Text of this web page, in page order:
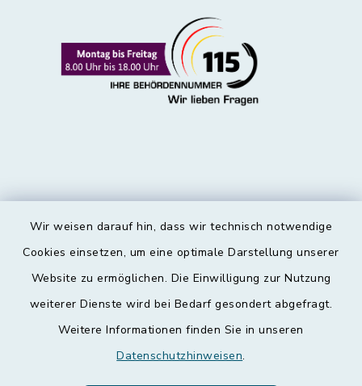
Wir weisen darauf hin, dass wir technisch notwendige
Cookies einsetzen, um eine optimale Darstellung unserer
Website zu ermöglichen. Die Einwilligung zur Nutzung
weiterer Dienste wird bei Bedarf gesondert abgefragt.
Weitere Informationen finden Sie in unseren
Datenschutzhinweisen.
Kontakt
Datenschutz